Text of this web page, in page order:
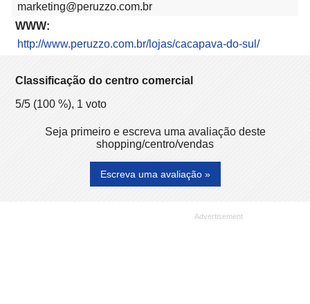
marketing@peruzzo.com.br
WWW:
http://www.peruzzo.com.br/lojas/cacapava-do-sul/
Classificação do centro comercial
5/5 (100 %), 1 voto
Seja primeiro e escreva uma avaliação deste
shopping/centro/vendas
Escreva uma avaliação »